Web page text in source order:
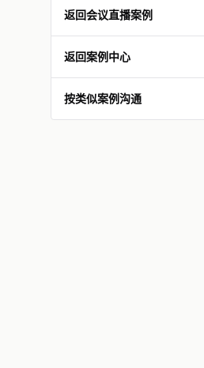
返回会议直播案例
返回案例中心
按类似案例沟通